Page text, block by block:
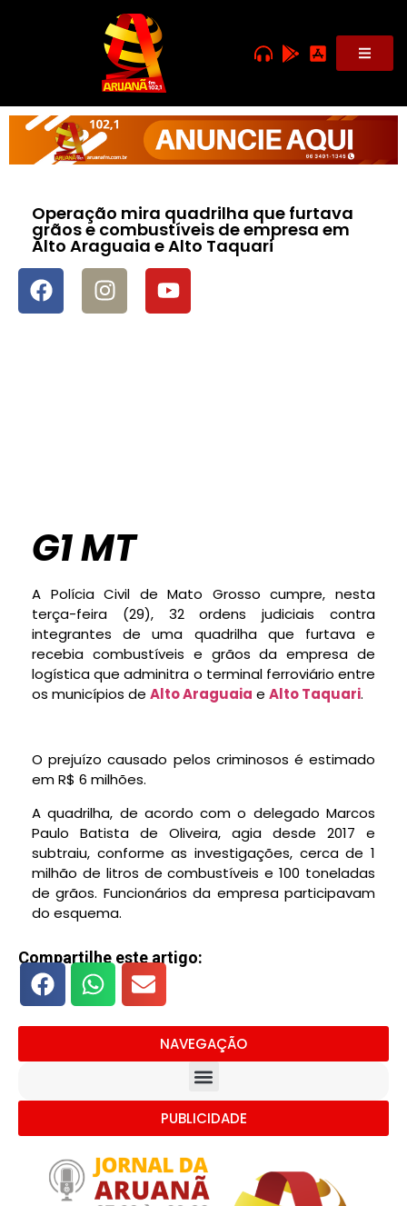
Operação mira quadrilha que furtava
grãos e combustíveis de empresa em
Alto Araguaia e Alto Taquari
G1 MT
A Polícia Civil de Mato Grosso cumpre, nesta
terça-feira (29), 32 ordens judiciais contra
integrantes de uma quadrilha que furtava e
recebia combustíveis e grãos da empresa de
logística que adminitra o terminal ferroviário entre
os municípios de Alto Araguaia e Alto Taquari.
O prejuízo causado pelos criminosos é estimado
em R$ 6 milhões.
A quadrilha, de acordo com o delegado Marcos
Paulo Batista de Oliveira, agia desde 2017 e
subtraiu, conforme as investigações, cerca de 1
milhão de litros de combustíveis e 100 toneladas
de grãos. Funcionários da empresa participavam
do esquema.
Compartilhe este artigo:
NAVEGAÇÃO
PUBLICIDADE